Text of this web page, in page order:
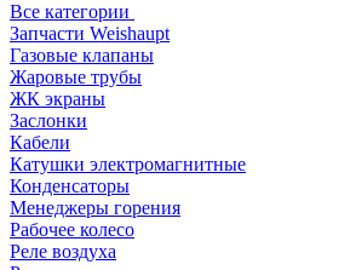
Все категории
Запчасти Weishaupt
Газовые клапаны
Жаровые трубы
ЖК экраны
Заслонки
Кабели
Катушки электромагнитные
Конденсаторы
Менеджеры горения
Рабочее колесо
Реле воздухa